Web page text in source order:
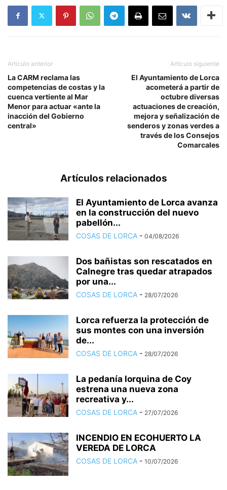
Artículo anterior
La CARM reclama las
competencias de costas y la
cuenca vertiente al Mar
Menor para actuar «ante la
inacción del Gobierno
central»
Artículo siguiente
El Ayuntamiento de Lorca
acometerá a partir de
octubre diversas
actuaciones de creación,
mejora y señalización de
senderos y zonas verdes a
través de los Consejos
Comarcales
Artículos relacionados
El Ayuntamiento de Lorca avanza
en la construcción del nuevo
pabellón...
COSAS DE LORCA - 04/08/2026
Dos bañistas son rescatados en
Calnegre tras quedar atrapados
por una...
COSAS DE LORCA - 28/07/2026
Lorca refuerza la protección de
sus montes con una inversión
de...
COSAS DE LORCA - 28/07/2026
La pedanía lorquina de Coy
estrena una nueva zona
recreativa y...
COSAS DE LORCA - 27/07/2026
INCENDIO EN ECOHUERTO LA
VEREDA DE LORCA
COSAS DE LORCA - 10/07/2026